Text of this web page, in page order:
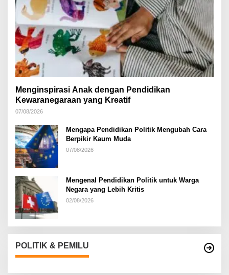
Menginspirasi Anak dengan Pendidikan
Kewaranegaraan yang Kreatif
07/08/2026
Mengapa Pendidikan Politik Mengubah Cara
Berpikir Kaum Muda
07/08/2026
Mengenal Pendidikan Politik untuk Warga
Negara yang Lebih Kritis
02/08/2026
POLITIK & PEMILU